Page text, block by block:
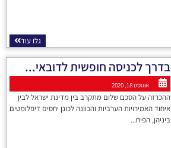
גלו עוד
בדרך לכניסה חופשית לדובאי...
אוגוסט 18, 2020
ההכרזה על הסכם שלום מתקרב בין מדינת ישראל לבין
איחוד האמירויות הערביות והכוונה לכונן יחסים דיפלומטים
ביניהן, הפיח...